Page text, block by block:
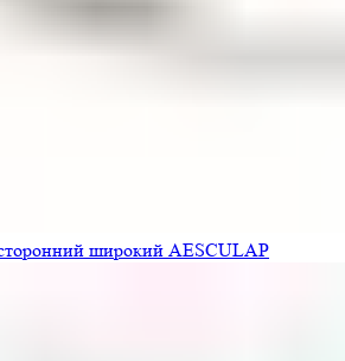
широкий AESCULAP